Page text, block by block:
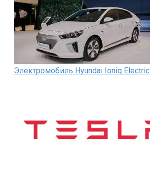
Электромобиль Hyundai Ioniq Electric